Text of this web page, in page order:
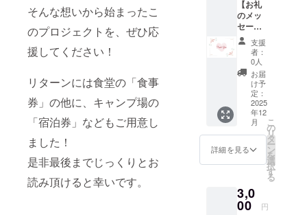
そんな想いから始まったこ
のプロジェクトを、ぜひ応
援してください！
リターンには食堂の「食事
券」の他に、キャンプ場の
「宿泊券」などもご用意し
ました！
是非最後までじっくりとお
読み頂けると幸いです。
現在は東京
と福島を行
き来する二
拠点生活を
送りなが
ら、地元マ
ルシェへの
参加や農家
さんのお手
伝いなど、
深めていま
【お礼
のメッ
セー
ジ】 感
謝の気
持ちを
込め
て、お
礼の
メッ
セージ
をお送
りしま
す。
支援
者：
0人
お届
け予
定：
2025
年12
月
詳細を見る
こ
の
リ
タ
ー
ン
を
選
択
す
る
3,0
00 円